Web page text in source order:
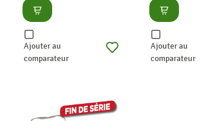
Consulter
Ajouter au
comparateur
Consulter
Ajouter au
comparateur